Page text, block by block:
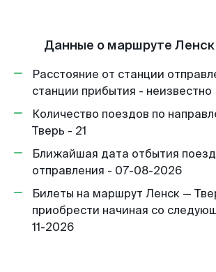
Данные о маршруте
Расстояние от станции
станции прибытия - неизвестно
Количество поездов по
Тверь - 21
Ближайшая дата отбытия
отправления - 07-08-2026
Билеты на маршрут Ленск —
приобрести начиная со
11-2026